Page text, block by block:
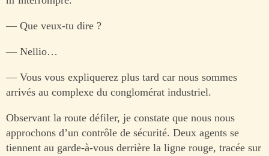
— Que veux-tu dire ?
— Nellio…
— Vous vous expliquerez plus tard car nous sommes
arrivés au complexe du conglomérat industriel.
Observant la route défiler, je constate que nous nous
approchons d’un contrôle de sécurité. Deux agents se
tiennent au garde-à-vous derrière la ligne rouge, tracée sur